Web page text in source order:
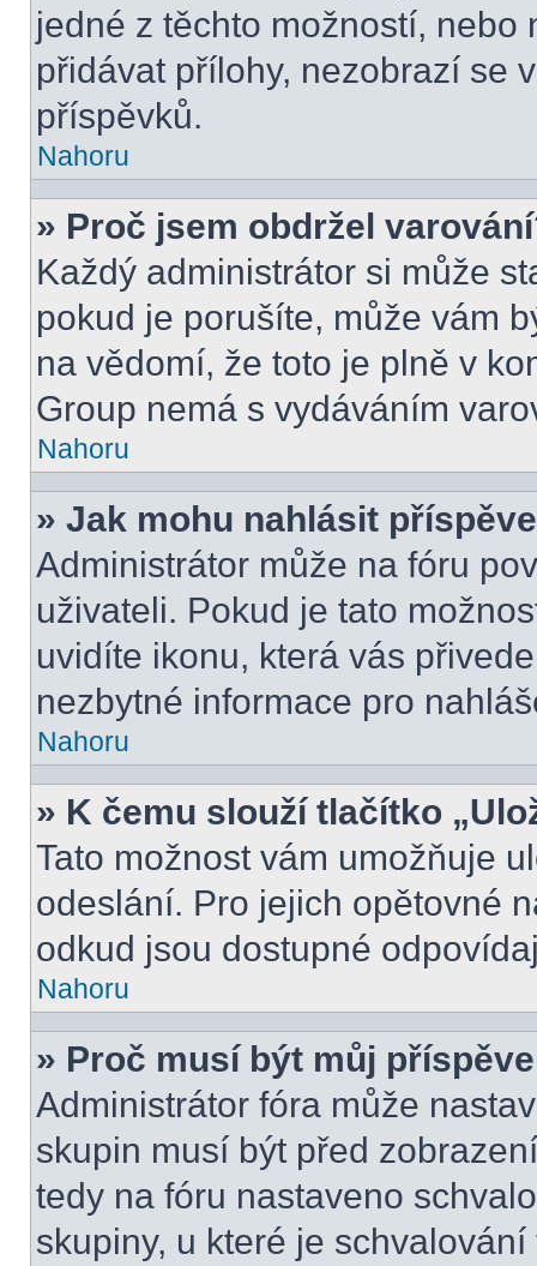
jedné z těchto možností,
přidávat přílohy, nezobrazí se
příspěvků.
Nahoru
» Proč jsem obdržel
Každý administrátor si může
pokud je porušíte, může vám
na vědomí, že toto je plně v
Group nemá s vydáváním
Nahoru
» Jak mohu nahlásit
Administrátor může na fóru
uživateli. Pokud je tato
uvidíte ikonu, která vás
nezbytné informace pro
Nahoru
» K čemu slouží tlačítko
Tato možnost vám umožňuje
odeslání. Pro jejich opětovné
odkud jsou dostupné
Nahoru
» Proč musí být můj
Administrátor fóra může
skupin musí být před
tedy na fóru nastaveno
skupiny, u které je